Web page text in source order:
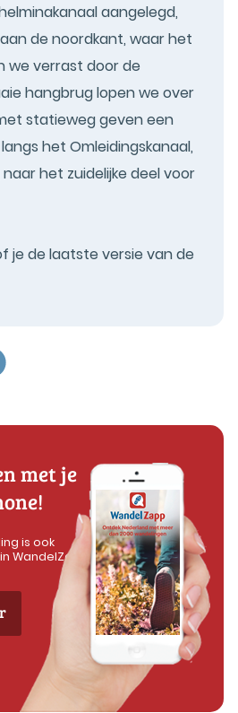
aangelegd,
de noordkant, waar het
we verrast door de
hangbrug lopen we over
statieweg geven een
het Omleidingskanaal,
het zuidelijke deel voor
je de laatste versie van de
met je
is ook
WandelZapp